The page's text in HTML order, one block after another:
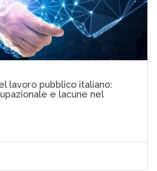
lavoro pubblico italiano:
e lacune nel